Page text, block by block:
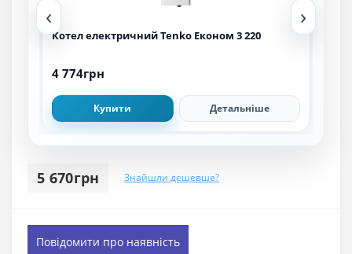
‹
Котел електричний Tenko Економ 3 220
4 774грн
Купити Детальніше
›
5 670грн Знайшли дешевше?
Повідомити про наявність